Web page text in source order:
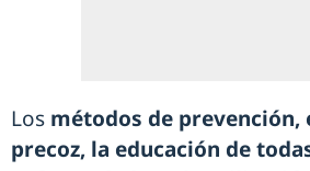
Los métodos de prevención,
precoz, la educación de